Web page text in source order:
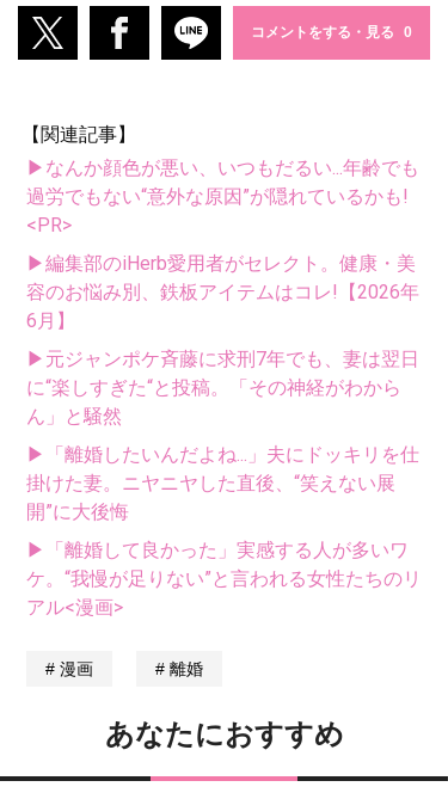
コメントをする・見る
【関連記事】
▶なんか顔色が悪い、いつもだるい...年齢でも
過労でもない“意外な原因”が隠れているかも!
<PR>
▶編集部のiHerb愛用者がセレクト。健康・美
容のお悩み別、鉄板アイテムはコレ!【2026年
6月】
▶元ジャンポケ斉藤に求刑7年でも、妻は翌日
に“楽しすぎた“と投稿。「その神経がわから
ん」と騒然
▶「離婚したいんだよね...」夫にドッキリを仕
掛けた妻。ニヤニヤした直後、“笑えない展
開”に大後悔
▶「離婚して良かった」実感する人が多いワ
ケ。“我慢が足りない”と言われる女性たちのリ
アル<漫画>
漫画 離婚
あなたにおすすめ